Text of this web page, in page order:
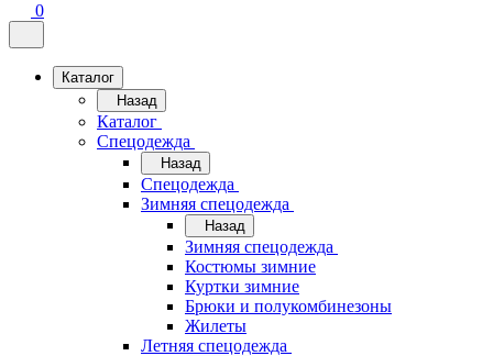
0
Каталог
Назад
Каталог
Спецодежда
Назад
Спецодежда
Зимняя спецодежда
Назад
Зимняя спецодежда
Костюмы зимние
Куртки зимние
Брюки и полукомбинезоны
Жилеты
Летняя спецодежда